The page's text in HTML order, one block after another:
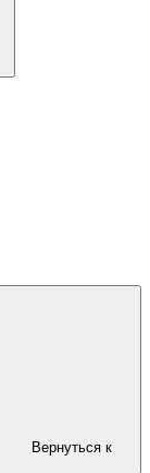
Вернуться к